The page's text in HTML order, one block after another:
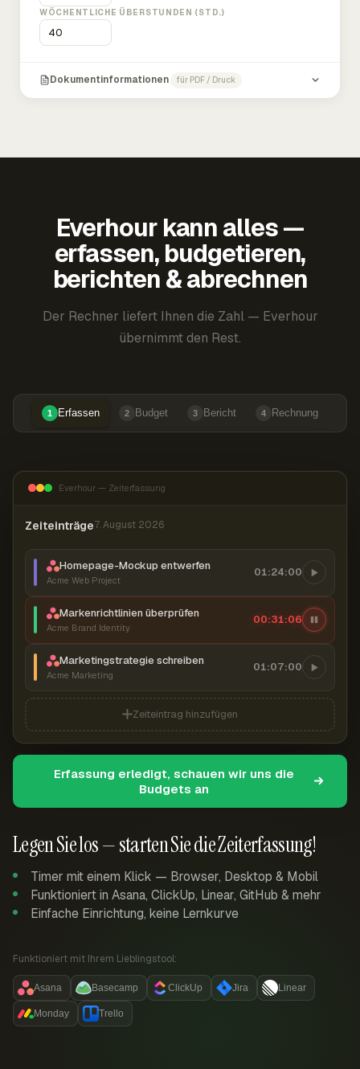
WÖCHENTLICHE ÜBERSTUNDEN (STD.)
Dokumentinformationen für PDF / Druck
Everhour kann alles —
erfassen, budgetieren,
berichten & abrechnen
Der Rechner liefert Ihnen die Zahl — Everhour
übernimmt den Rest.
1 Erfassen 2 Budget 3 Bericht 4 Rechnung
Legen Sie los — starten Sie die Zeiterfassung!
Timer mit einem Klick — Browser, Desktop & Mobil
Funktioniert in Asana, ClickUp, Linear, GitHub & mehr
Einfache Einrichtung, keine Lernkurve
Funktioniert mit Ihrem Lieblingstool:
Asana Basecamp ClickUp Jira Linear
Monday Trello
Everhour — Zeiterfassung
Zeiteinträge7. August 2026
Homepage-Mockup entwerfen
Acme Web Project
01:24:00
Markenrichtlinien überprüfen
Acme Brand Identity
00:31:07
Marketingstrategie schreiben
Acme Marketing
01:07:00
Zeiteintrag hinzufügen
Erfassung erledigt, schauen wir uns die
Budgets an